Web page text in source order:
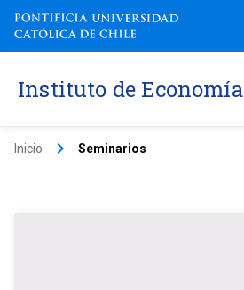
Instituto de Economía
Inicio keyboard_arrow_right Seminarios